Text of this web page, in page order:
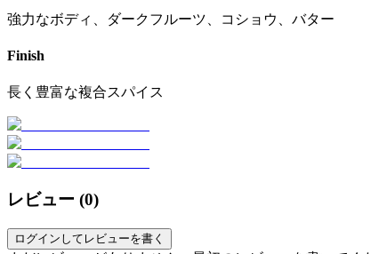
強力なボディ、ダークフルーツ、コショウ、バター
Finish
長く豊富な複合スパイス
レビュー (0)
ログインしてレビューを書く